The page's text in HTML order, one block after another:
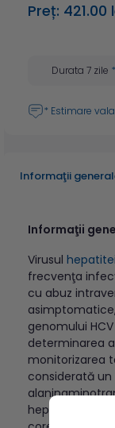
Preț: 421.00
Durata 7 zile *
* Estimare
Informaţii
Informaţii
Virusul
frecvenţa
cu abuz
genomului
determinarea
monitorizarea
considerată
hepatică şi/